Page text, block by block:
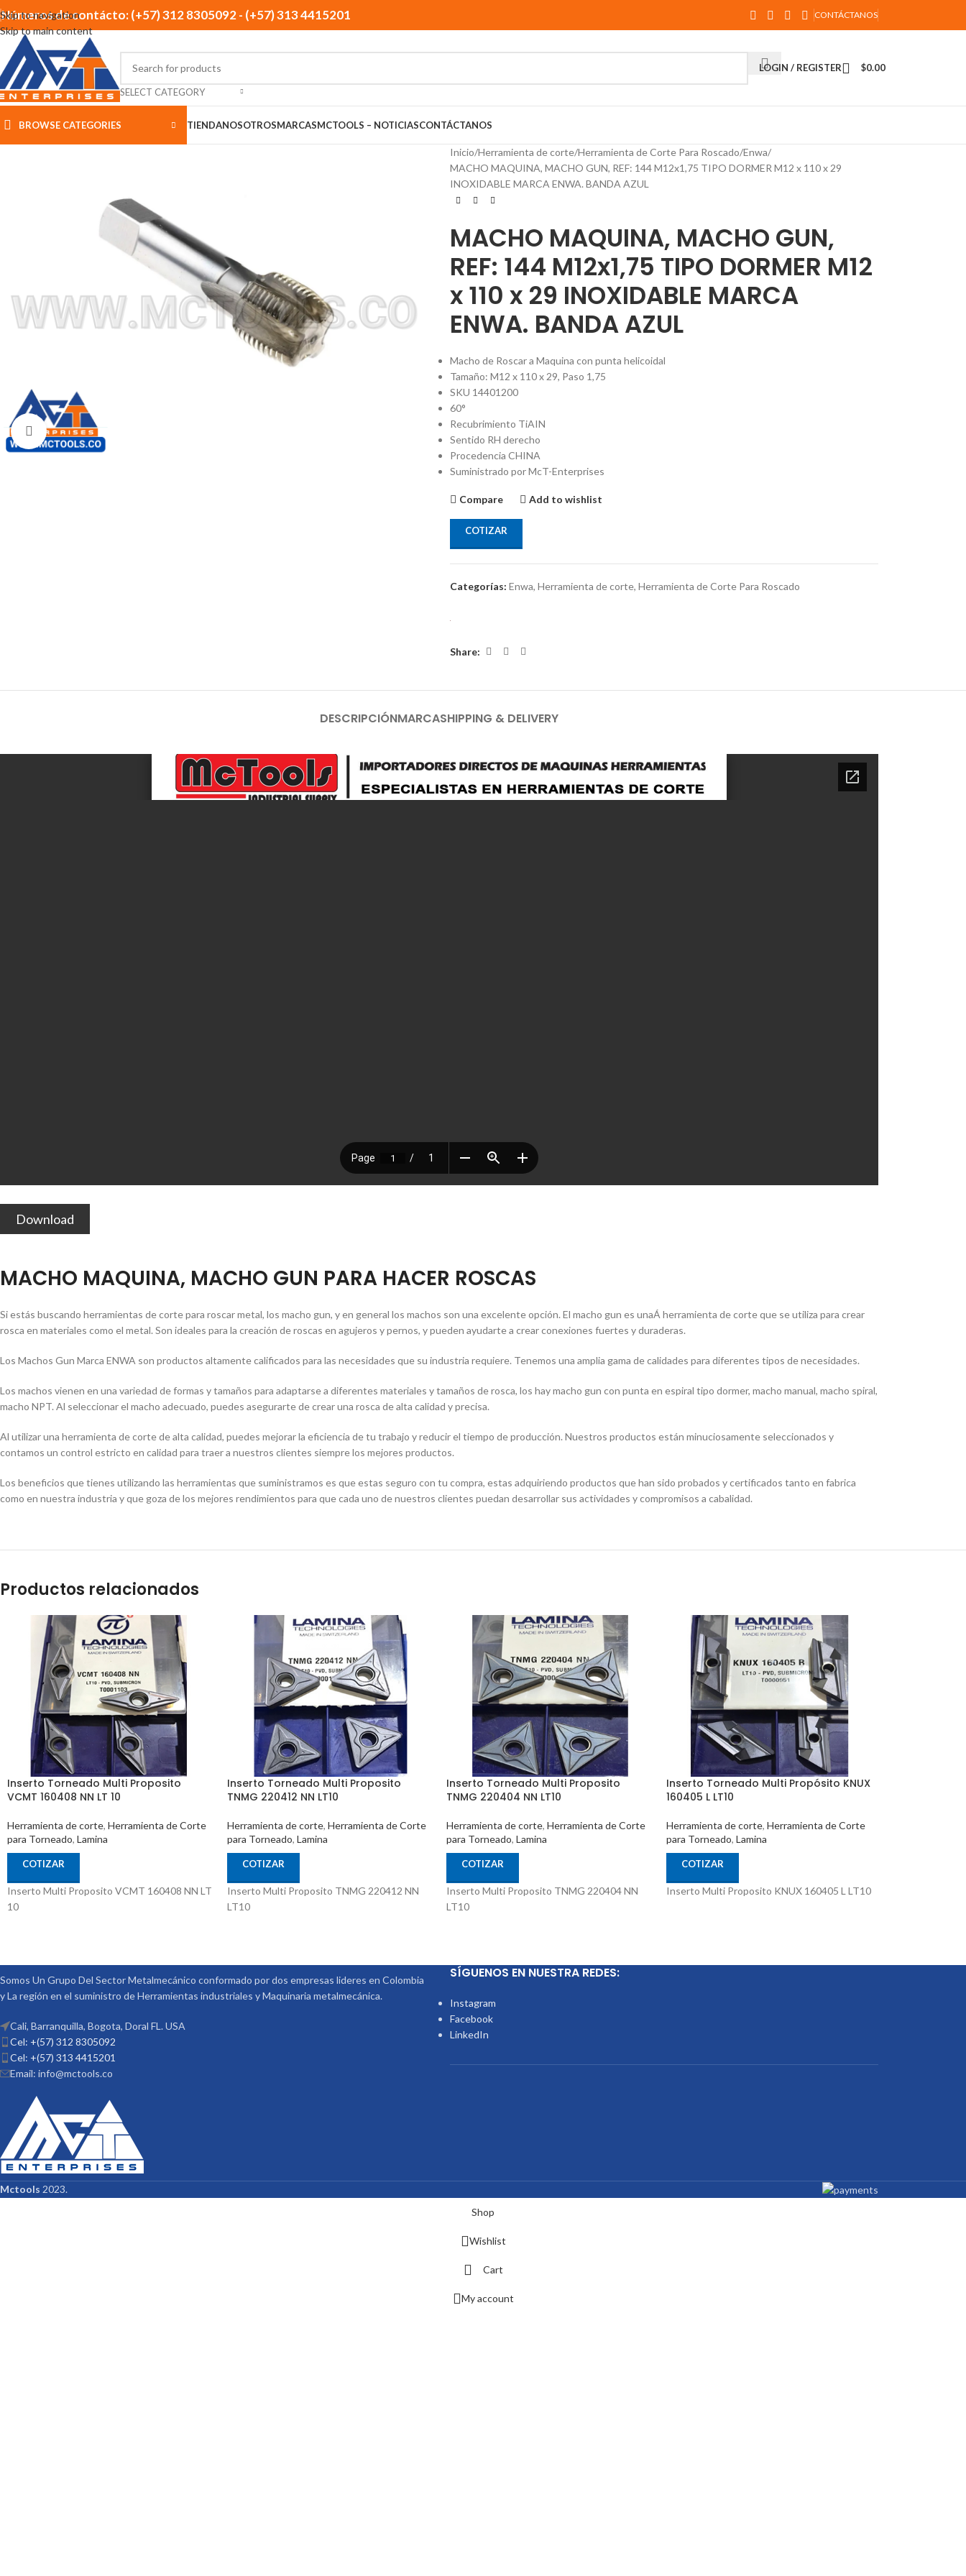
Skip to navigation
Skip to main content
Números de contácto: (+57) 312 8305092 - (+57) 313 4415201 CONTÁCTANOS
SELECT CATEGORY
LOGIN / REGISTER $0.00
BROWSE CATEGORIES TIENDANOSOTROSMARCASMCTOOLS – NOTICIASCONTÁCTANOS
Click to enlarge
Inicio Herramienta de corte Herramienta de Corte Para Roscado Enwa
MACHO MAQUINA, MACHO GUN, REF: 144 M12x1,75 TIPO DORMER M12 x 110 x 29
INOXIDABLE MARCA ENWA. BANDA AZUL
MACHO MAQUINA, MACHO GUN,
REF: 144 M12x1,75 TIPO DORMER M12
x 110 x 29 INOXIDABLE MARCA
ENWA. BANDA AZUL
Macho de Roscar a Maquina con punta helicoidal
Tamaño: M12 x 110 x 29, Paso 1,75
SKU 14401200
60°
Recubrimiento TiAIN
Sentido RH derecho
Procedencia CHINA
Suministrado por McT-Enterprises
Compare Add to wishlist
COTIZAR
Categorías: Enwa, Herramienta de corte, Herramienta de Corte Para Roscado
Share:
DESCRIPCIÓNMARCASHIPPING & DELIVERY
Download
MACHO MAQUINA, MACHO GUN PARA HACER ROSCAS
Si estás buscando herramientas de corte para roscar metal, los macho gun, y en general los machos son una excelente opción. El macho gun es unaÁ herramienta de corte que se utiliza para crear
rosca en materiales como el metal. Son ideales para la creación de roscas en agujeros y pernos, y pueden ayudarte a crear conexiones fuertes y duraderas.
Los Machos Gun Marca ENWA son productos altamente calificados para las necesidades que su industria requiere. Tenemos una amplia gama de calidades para diferentes tipos de necesidades.
Los machos vienen en una variedad de formas y tamaños para adaptarse a diferentes materiales y tamaños de rosca, los hay macho gun con punta en espiral tipo dormer, macho manual, macho spiral,
macho NPT. Al seleccionar el macho adecuado, puedes asegurarte de crear una rosca de alta calidad y precisa.
Al utilizar una herramienta de corte de alta calidad, puedes mejorar la eficiencia de tu trabajo y reducir el tiempo de producción. Nuestros productos están minuciosamente seleccionados y
contamos un control estricto en calidad para traer a nuestros clientes siempre los mejores productos.
Los beneficios que tienes utilizando las herramientas que suministramos es que estas seguro con tu compra, estas adquiriendo productos que han sido probados y certificados tanto en fabrica
como en nuestra industria y que goza de los mejores rendimientos para que cada uno de nuestros clientes puedan desarrollar sus actividades y compromisos a cabalidad.
Productos relacionados
Inserto Torneado Multi Proposito
VCMT 160408 NN LT 10
Herramienta de corte, Herramienta de Corte
para Torneado, Lamina
COTIZAR
Inserto Multi Proposito VCMT 160408 NN LT
10
Inserto Torneado Multi Proposito
TNMG 220412 NN LT10
Herramienta de corte, Herramienta de Corte
para Torneado, Lamina
COTIZAR
Inserto Multi Proposito TNMG 220412 NN
LT10
Inserto Torneado Multi Proposito
TNMG 220404 NN LT10
Herramienta de corte, Herramienta de Corte
para Torneado, Lamina
COTIZAR
Inserto Multi Proposito TNMG 220404 NN
LT10
Inserto Torneado Multi Propósito KNUX
160405 L LT10
Herramienta de corte, Herramienta de Corte
para Torneado, Lamina
COTIZAR
Inserto Multi Proposito KNUX 160405 L LT10
Somos Un Grupo Del Sector Metalmecánico conformado por dos empresas lideres en Colombia
y La región en el suministro de Herramientas industriales y Maquinaria metalmecánica.
Cali, Barranquilla, Bogota, Doral FL. USA
Cel: +(57) 312 8305092
Cel: +(57) 313 4415201
Email: info@mctools.co
SÍGUENOS EN NUESTRA REDES:
Instagram
Facebook
LinkedIn
Mctools 2023.
Shop
Wishlist
Cart
My account